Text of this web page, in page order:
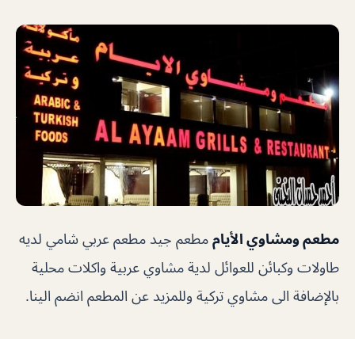
مطعم ومشاوي الأيام مطعم جيد مطعم عربي شامي لديه
طاولات وكبائن للعوائل لدية مشاوي عربية واكلات محلية
بالإضافة الى مشاوي تركية وللمزيد عن المطعم انضم الينا.